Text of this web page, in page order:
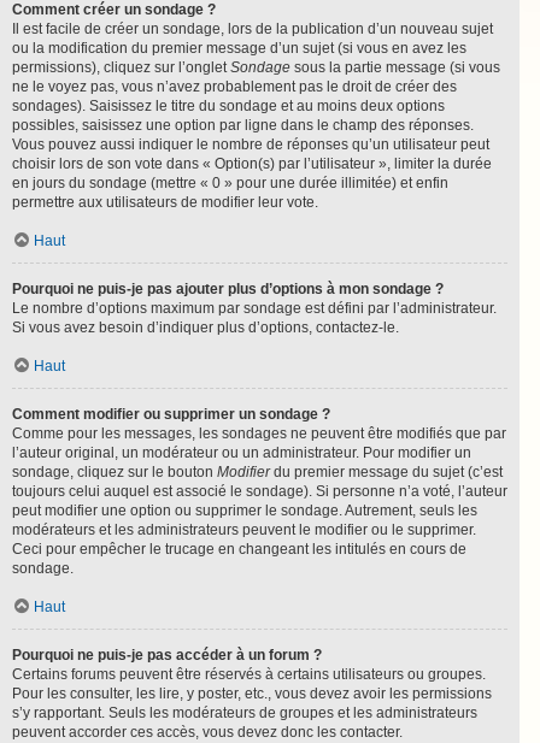
Comment créer un sondage ?
Il est facile de créer un sondage, lors de la publication d’un nouveau sujet
ou la modification du premier message d’un sujet (si vous en avez les
permissions), cliquez sur l’ongletSondage sous la partie message (si vous
ne le voyez pas, vous n’avez probablement pas le droit de créer des
sondages). Saisissez le titre du sondage et au moins deux options
possibles, saisissez une option par ligne dans le champ des réponses.
Vous pouvez aussi indiquer le nombre de réponses qu’un utilisateur peut
choisir lors de son vote dans « Option(s) par l’utilisateur », limiter la durée
en jours du sondage (mettre « 0 » pour une durée illimitée) et enfin
permettre aux utilisateurs de modifier leur vote.
Haut
Pourquoi ne puis-je pas ajouter plus d’options à mon sondage ?
Le nombre d’options maximum par sondage est défini par l’administrateur.
Si vous avez besoin d’indiquer plus d’options, contactez-le.
Haut
Comment modifier ou supprimer un sondage ?
Comme pour les messages, les sondages ne peuvent être modifiés que par
l’auteur original, un modérateur ou un administrateur. Pour modifier un
sondage, cliquez sur le bouton Modifierdu premier message du sujet (c’est
toujours celui auquel est associé le sondage). Si personne n’a voté, l’auteur
peut modifier une option ou supprimer le sondage. Autrement, seuls les
modérateurs et les administrateurs peuvent le modifier ou le supprimer.
Ceci pour empêcher le trucage en changeant les intitulés en cours de
sondage.
Haut
Pourquoi ne puis-je pas accéder à un forum ?
Certains forums peuvent être réservés à certains utilisateurs ou groupes.
Pour les consulter, les lire, y poster, etc., vous devez avoir les permissions
s’y rapportant. Seuls les modérateurs de groupes et les administrateurs
peuvent accorder ces accès, vous devez donc les contacter.